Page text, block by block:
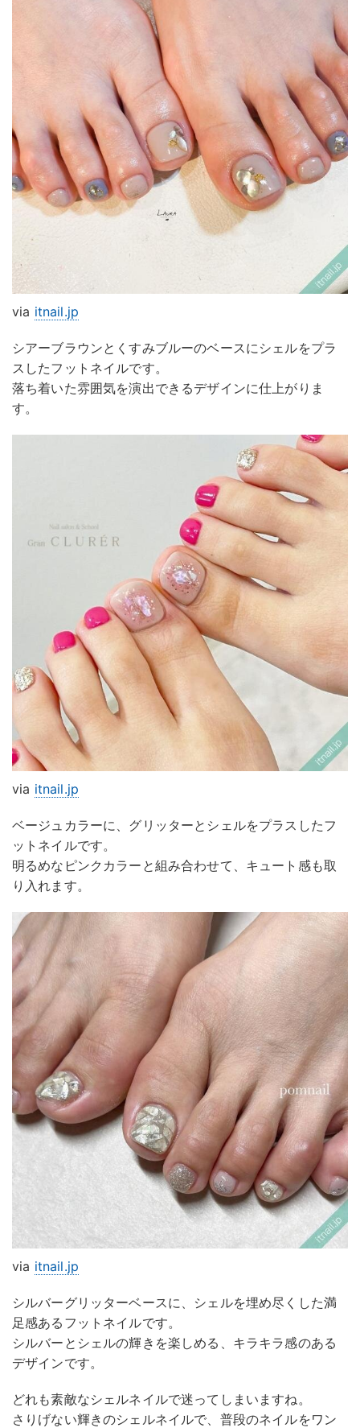
via itnail.jp
シアーブラウンとくすみブルーのベースにシェルをプラ
スしたフットネイルです。
落ち着いた雰囲気を演出できるデザインに仕上がりま
す。
via itnail.jp
ベージュカラーに、グリッターとシェルをプラスしたフ
ットネイルです。
明るめなピンクカラーと組み合わせて、キュート感も取
り入れます。
via itnail.jp
シルバーグリッターベースに、シェルを埋め尽くした満
足感あるフットネイルです。
シルバーとシェルの輝きを楽しめる、キラキラ感のある
デザインです。
どれも素敵なシェルネイルで迷ってしまいますね。
さりげない輝きのシェルネイルで、普段のネイルをワン